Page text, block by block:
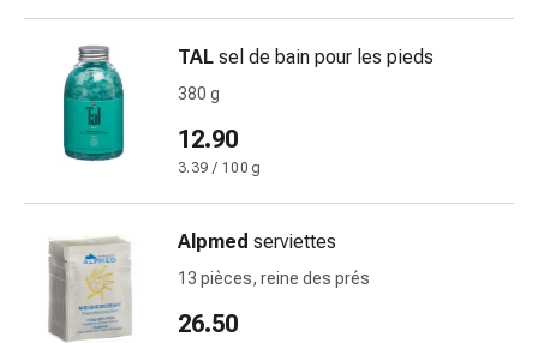
tubulaires
Matériel
pansement
coups
TAL sel de bain pour les pieds
380 g
12.90
3.39 / 100 g
Alpmed serviettes
13 pièces, reine des prés
26.50